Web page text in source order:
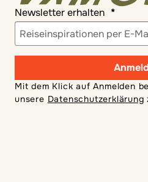
Newsletter erhalten
Mit dem Klick auf Anmelden
unsere Datenschutzerklärung